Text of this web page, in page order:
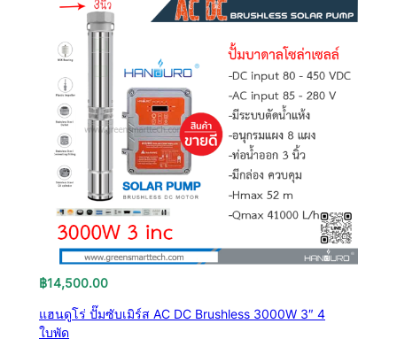
฿14,500.00
แฮนดูโร่ ปั๊มซับเมิร์ส AC DC Brushless 3000W 3″ 4
ใบพัด